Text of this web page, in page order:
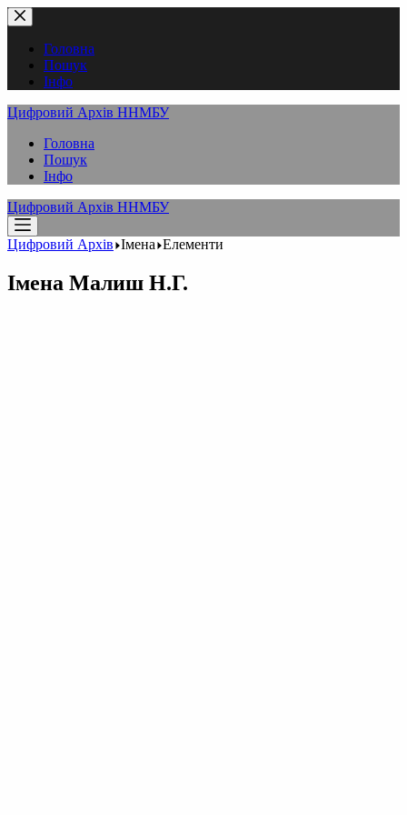
Перейти
до
вмістуГоловна
Пошук
Інфо
Цифровий Архів ННМБУ
Головна
Пошук
Інфо
Цифровий Архів ННМБУ
Цифровий Архів Імена Елементи
Імена Малиш Н.Г.